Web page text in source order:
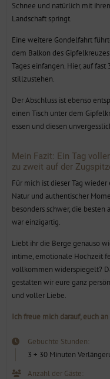
Schnee und natürlich mit
Landschaft springt.
Eine weitere Gondelfahrt
dem Balkon des
Tages einfangen. Hier, auf
stillzustehen.
Der Abschluss ist ebenso
einen Tisch unter dem
essen und diesen
Mein Fazit: Ein Tag
zu zweit auf der
Für mich ist dieser Tag
Natur und authentischer
besonders schwer, die
war einzigartig.
Liebt ihr die Berge genauso
intime, emotionale Hochzeit
vollkommen widerspiegelt?
gestalten wir eure ganz
und voller Liebe.
Ich freue mich darauf, euch
Gebuchte Stunden:
3 + 30 Minuten
Anzahl der Gäste: